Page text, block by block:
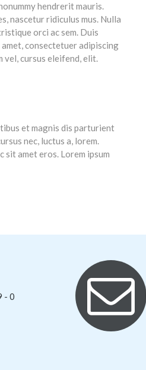
hendrerit mauris.
nascetur ridiculus mus. Nulla
orci ac sem. Duis
consectetuer adipiscing
vel, cursus eleifend, elit.
et magnis dis parturient
nec, luctus a, lorem.
sit amet eros. Lorem ipsum
- 0